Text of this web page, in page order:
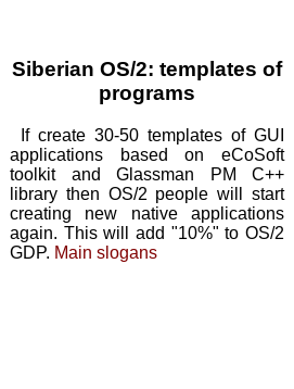
Siberian OS/2: templates of
programs
If create 30-50 templates of GUI
applications based on eCoSoft
toolkit and Glassman PM C++
library then OS/2 people will start
creating new native applications
again. This will add "10%" to OS/2
GDP. Main slogans